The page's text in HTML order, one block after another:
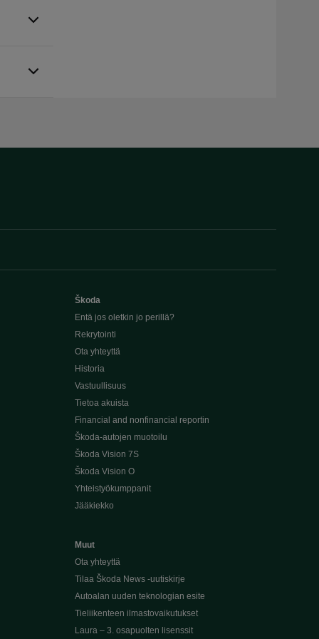
Škoda
Entä jos oletkin jo perillä?
Rekrytointi
Ota yhteyttä
Historia
Vastuullisuus
Tietoa akuista
Financial and nonfinancial reportin
Škoda-autojen muotoilu
Škoda Vision 7S
Škoda Vision O
Yhteistyökumppanit
Jääkiekko
Muut
Ota yhteyttä
Tilaa Škoda News -uutiskirje
Autoalan uuden teknologian esite
Tieliikenteen ilmastovaikutukset
Laura – 3. osapuolten lisenssit